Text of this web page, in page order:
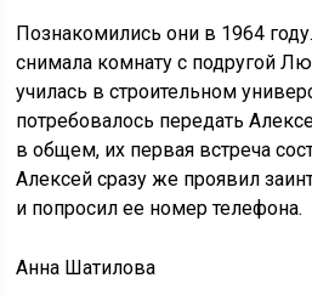
Познакомились они в 1964
снимала комнату с подругой
училась в строительном
потребовалось передать
в общем, их первая встреча
Алексей сразу же проявил
и попросил ее номер телефона.
Анна Шатилова